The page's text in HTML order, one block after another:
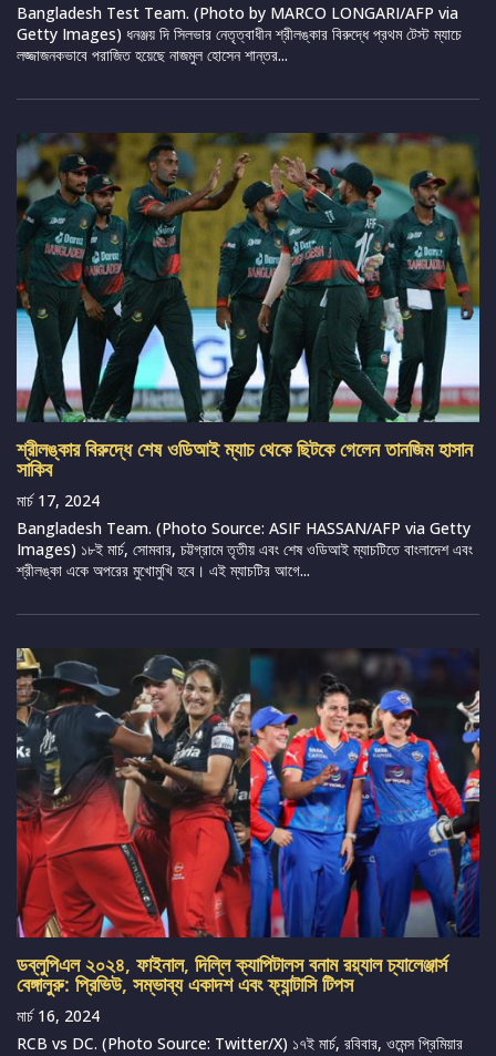
Bangladesh Test Team. (Photo by MARCO LONGARI/AFP via
Getty Images) ধনঞ্জয় দি সিলভার নেতৃত্বাধীন শ্রীলঙ্কার বিরুদ্ধে প্রথম টেস্ট ম্যাচে
লজ্জাজনকভাবে পরাজিত হয়েছে নাজমুল হোসেন শান্তর...
শ্রীলঙ্কার বিরুদ্ধে শেষ ওডিআই ম্যাচ থেকে ছিটকে গেলেন তানজিম হাসান
সাকিব
মার্চ 17, 2024
Bangladesh Team. (Photo Source: ASIF HASSAN/AFP via Getty
Images) ১৮ই মার্চ, সোমবার, চট্টগ্রামে তৃতীয় এবং শেষ ওডিআই ম্যাচটিতে বাংলাদেশ এবং
শ্রীলঙ্কা একে অপরের মুখোমুখি হবে। এই ম্যাচটির আগে...
ডব্লুপিএল ২০২৪, ফাইনাল, দিল্লি ক্যাপিটালস বনাম রয়্যাল চ্যালেঞ্জার্স
বেঙ্গালুরু: প্রিভিউ, সম্ভাব্য একাদশ এবং ফ্যান্টাসি টিপস
মার্চ 16, 2024
RCB vs DC. (Photo Source: Twitter/X) ১৭ই মার্চ, রবিবার, ওমেন্স প্রিমিয়ার